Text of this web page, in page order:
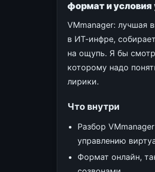
формат и условия
VMmanager: лучшая
в ИТ-инфре,
на ощупь. Я бы
которому надо
лирики.
Что внутри
Разбор
управлению
Формат онлайн,